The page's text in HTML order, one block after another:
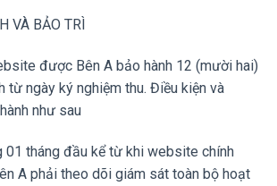
VÀ BẢO TRÌ
được Bên A bảo hành 12 (mười hai)
từ ngày ký nghiệm thu. Điều kiện và
như sau
tháng đầu kể từ khi website chính
A phải theo dõi giám sát toàn bộ hoạt